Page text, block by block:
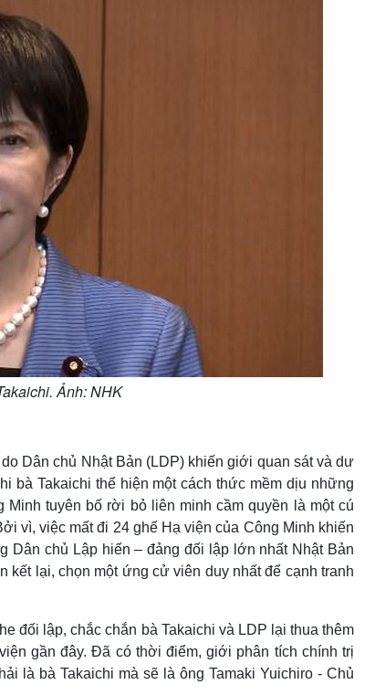
Ảnh: NHK
Dân chủ Nhật Bản (LDP) khiến giới quan sát và dư
bà Takaichi thể hiện một cách thức mềm dịu những
tuyên bố rời bỏ liên minh cầm quyền là một cú
vì, việc mất đi 24 ghế Hạ viện của Công Minh khiến
Dân chủ Lập hiến – đảng đối lập lớn nhất Nhật Bản
lại, chọn một ứng cử viên duy nhất để cạnh tranh
đối lập, chắc chắn bà Takaichi và LDP lại thua thêm
gần đây. Đã có thời điểm, giới phân tích chính trị
là bà Takaichi mà sẽ là ông Tamaki Yuichiro - Chủ